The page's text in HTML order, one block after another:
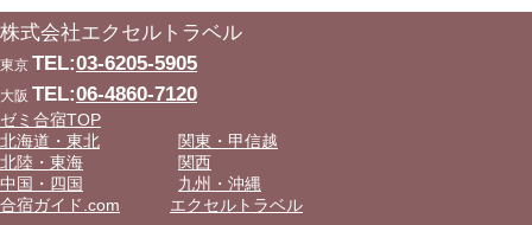
株式会社エクセルトラベル
東京 TEL:03-6205-5905
大阪 TEL:06-4860-7120
ゼミ合宿TOP
北海道・東北
関東・甲信越
北陸・東海
関西
中国・四国
九州・沖縄
合宿ガイド.com
エクセルトラベル